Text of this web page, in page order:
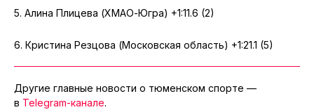
5. Алина Плицева (ХМАО-Югра) +1:11.6 (2)
6. Кристина Резцова (Московская область) +1:21.1 (5)
Другие главные новости о тюменском спорте —
в Telegram-канале.